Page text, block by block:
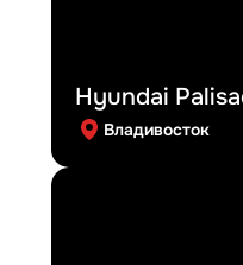
Hyundai
Владивосток